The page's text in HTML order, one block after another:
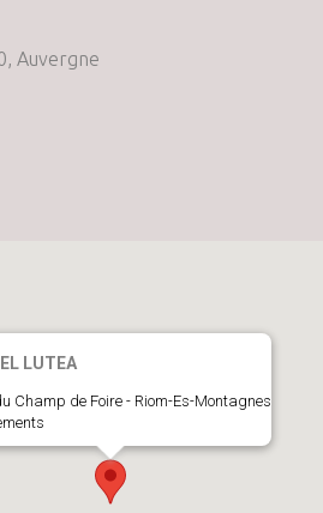
Auvergne
LUTEA
Champ de Foire - Riom-Es-Montagnes